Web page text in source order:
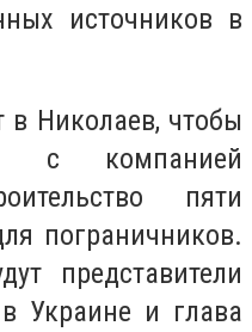
источников в
в Николаев, чтобы
с компанией
пяти
пограничников.
представители
Украине и глава